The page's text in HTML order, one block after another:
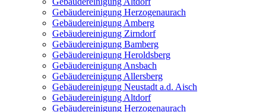
Gebäudereinigung Herzogenaurach
Gebäudereinigung Amberg
Gebäudereinigung Zirndorf
Gebäudereinigung Bamberg
Gebäudereinigung Heroldsberg
Gebäudereinigung Ansbach
Gebäudereinigung Allersberg
Gebäudereinigung Neustadt a.d. Aisch
Gebäudereinigung Altdorf
Gebäudereinigung Herzogenaurach